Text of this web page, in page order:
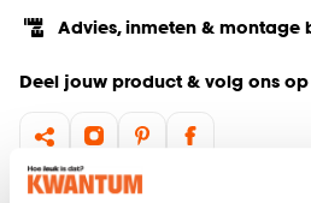
Advies, inmeten & montage
Deel jouw product & volg ons
Hulp nodig? Wij regelen het voor